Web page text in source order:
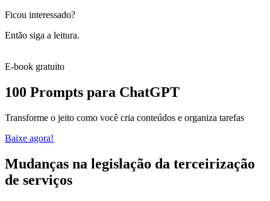
Ficou interessado?
Então siga a leitura.
E-book gratuito
100 Prompts para ChatGPT
Transforme o jeito como você cria conteúdos e organiza tarefas
Baixe agora!
Mudanças na legislação da terceirização
de serviços